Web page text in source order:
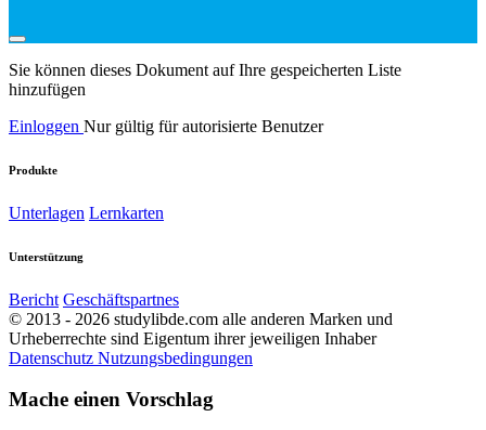
Sie können dieses Dokument auf Ihre gespeicherten Liste
hinzufügen
Einloggen Nur gültig für autorisierte Benutzer
Produkte
Unterlagen Lernkarten
Unterstützung
Bericht Geschäftspartnes
© 2013 - 2026 studylibde.com alle anderen Marken und
Urheberrechte sind Eigentum ihrer jeweiligen Inhaber
Datenschutz Nutzungsbedingungen
Mache einen Vorschlag